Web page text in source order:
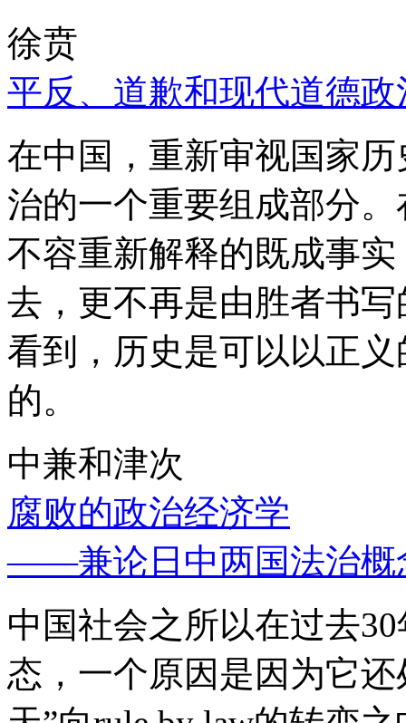
徐贲
平反、道歉和现代道德政
在中国，重新审视国家
治的一个重要组成部分
不容重新解释的既成事
去，更不再是由胜者书
看到，历史是可以以正
的。
中兼和津次
腐败的政治经济学
——兼论日中两国法治概
中国社会之所以在过去
态，一个原因是因为它